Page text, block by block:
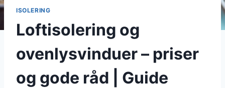
ISOLERING
Loftisolering og
ovenlysvinduer – priser
og gode råd | Guide